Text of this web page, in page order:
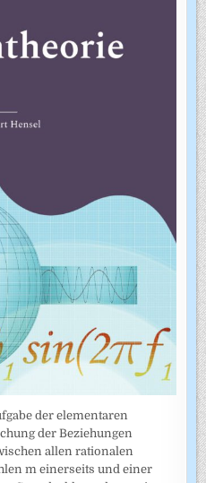
der elementaren
der Beziehungen
allen rationalen
m einerseits und einer